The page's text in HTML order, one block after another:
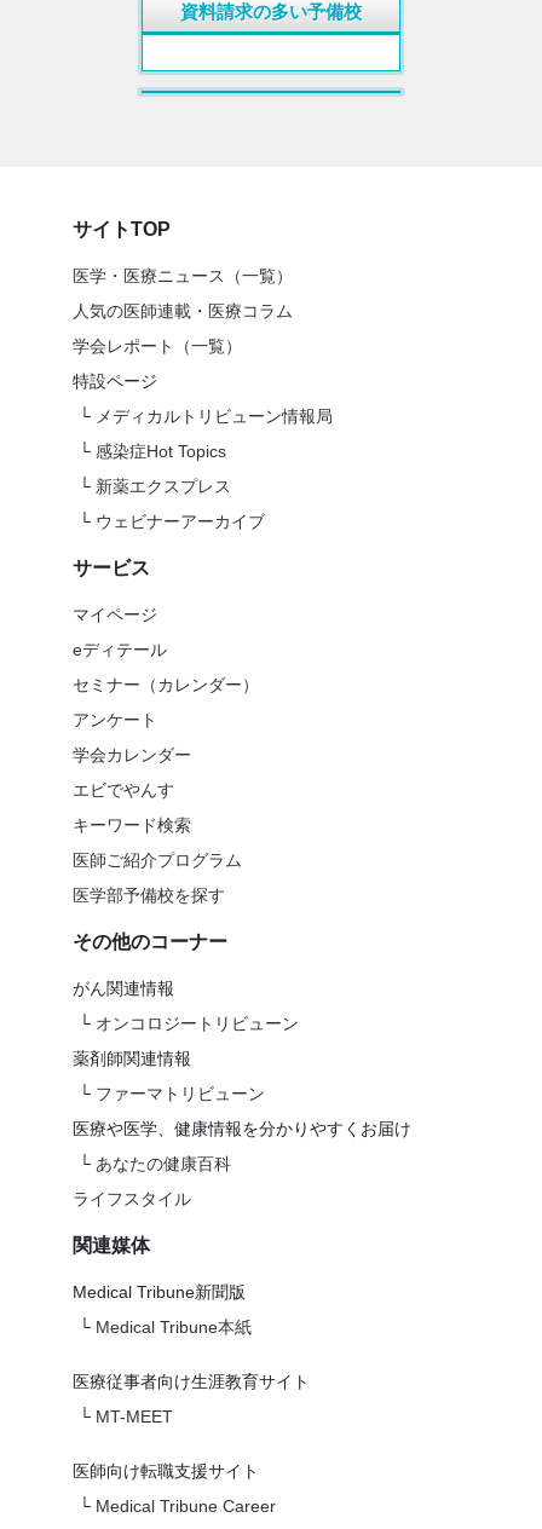
資料請求の多い予備校
サイトTOP
医学・医療ニュース（一覧）
人気の医師連載・医療コラム
学会レポート（一覧）
特設ページ
└ メディカルトリビューン情報局
└ 感染症Hot Topics
└ 新薬エクスプレス
└ ウェビナーアーカイブ
サービス
マイページ
eディテール
セミナー（カレンダー）
アンケート
学会カレンダー
エビでやんす
キーワード検索
医師ご紹介プログラム
医学部予備校を探す
その他のコーナー
がん関連情報
└ オンコロジートリビューン
薬剤師関連情報
└ ファーマトリビューン
医療や医学、健康情報を分かりやすくお届け
└ あなたの健康百科
ライフスタイル
関連媒体
Medical Tribune新聞版
└ Medical Tribune本紙
医療従事者向け生涯教育サイト
└ MT-MEET
医師向け転職支援サイト
└ Medical Tribune Career